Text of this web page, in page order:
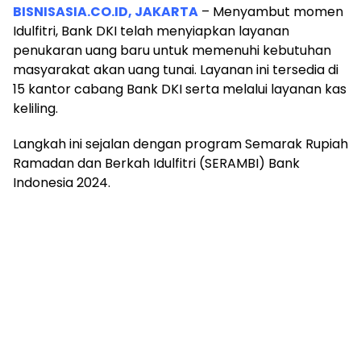
BISNISASIA.CO.ID, JAKARTA – Menyambut momen
Idulfitri, Bank DKI telah menyiapkan layanan
penukaran uang baru untuk memenuhi kebutuhan
masyarakat akan uang tunai. Layanan ini tersedia di
15 kantor cabang Bank DKI serta melalui layanan kas
keliling.
Langkah ini sejalan dengan program Semarak Rupiah
Ramadan dan Berkah Idulfitri (SERAMBI) Bank
Indonesia 2024.